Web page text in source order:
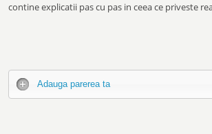
contine explicatii pas cu pas in ceea ce priveste
Adauga parerea ta